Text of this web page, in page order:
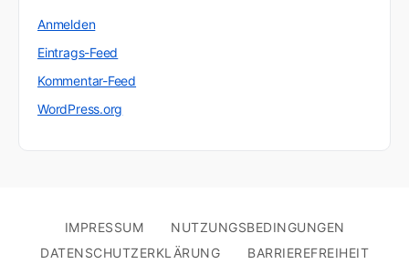
Anmelden
Eintrags-Feed
Kommentar-Feed
WordPress.org
IMPRESSUM
NUTZUNGSBEDINGUNGEN
DATENSCHUTZERKLÄRUNG
BARRIEREFREIHEIT